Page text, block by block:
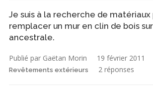
Je suis à la recherche de matériaux
remplacer un mur en clin de bois
ancestrale.
Publié par Gaëtan Morin 19 février 2011
Revêtements extérieurs 2 réponses